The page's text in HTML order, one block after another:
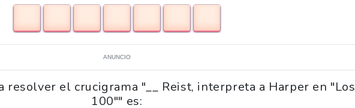
ANUNCIO
resolver el crucigrama "__ Reist, interpreta a Harper en "Los
100"" es: